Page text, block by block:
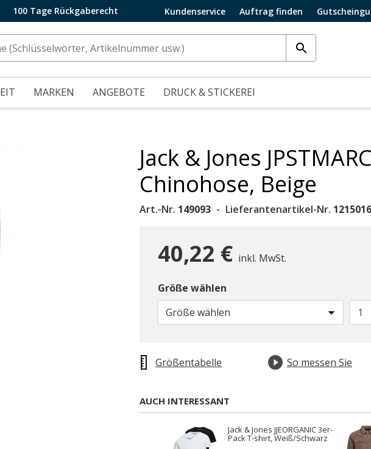
100 Tage Rückgaberecht Kundenservice Auftrag finden
MARKEN ANGEBOTE DRUCK & STICKEREI
Jack & Jones
Chinohose, Beige
Art.-Nr. 149093 Lieferantenartikel-Nr.
40,22 € inkl. MwSt.
Größe wählen
Größe wählen
Größentabelle So messen Sie
AUCH INTERESSANT
Jack & Jones JJEORGANIC 3er-
Pack T-shirt, Weiß/Schwarz